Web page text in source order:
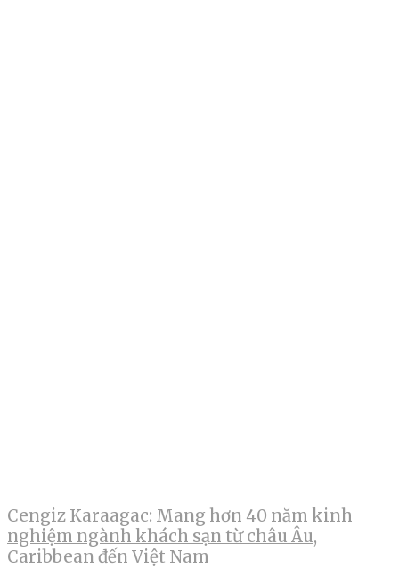
Cengiz Karaagac: Mang hơn 40 năm kinh
nghiệm ngành khách sạn từ châu Âu,
Caribbean đến Việt Nam